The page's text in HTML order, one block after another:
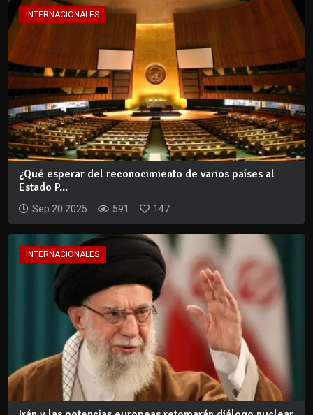
INTERNACIONALES
¿Qué esperar del reconocimiento de varios países al
Estado P...
Sep 20 2025 591 147
INTERNACIONALES